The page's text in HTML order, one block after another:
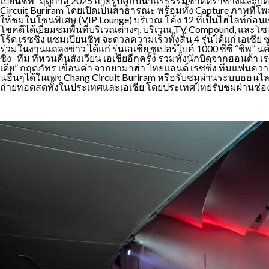
Circuit Buriram โดยเปิดเป็นสาธารณะ พร้อมทั้ง Capture ภาพที่
ให้ชมในโซนพิเศษ (VIP Lounge) บริเวณ โค้ง 12 ที่เป็นไฮไลท์ก่อ
โชคดีได้เยี่ยมชมพื้นที่บริเวณต่างๆ, บริเวณ TV Compound, และ
โร้ด เรซซิ่ง แชมเปียนชิพ จะดวลความเร็วทั้งสิ้น 4 รุ่นได้แก่ เอเชี
ร่วมในงานแถลงข่าว ได้แก่ รุ่นเอเชีย ซูเปอร์ไบค์ 1000 ซีซี “ชิพ”
ซิ่ง- ทีม ที่หวนคืนสังเวียน เอเชียอีกครั้ง รวมทั้งนักบิดจากฮอนด้า เ
เดีย” กฤตภัทร เขื่อนคำ จากยามาฮ่า ไทยแลนด์ เรซซิ่ง ทีมแฟนค
นอื่นๆได้ในเพจ Chang Circuit Buriram หรือรับชมผ่านระบบออนไล
ถ่ายทอดสดทั้งในประเทศและเอเชีย โดยประเทศไทยรับชมผ่านช่อ